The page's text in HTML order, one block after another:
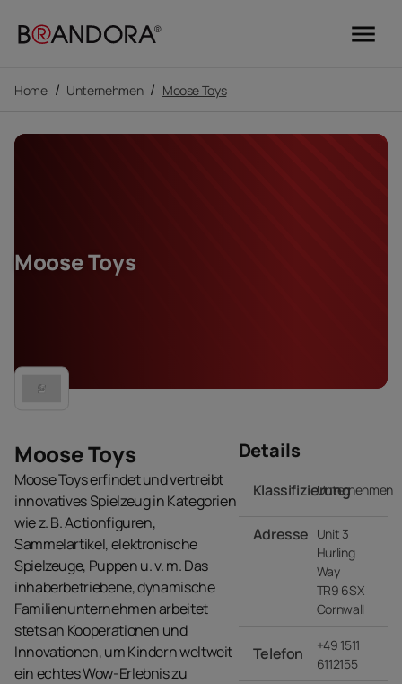
menu
Home / Unternehmen / Moose Toys
Moose Toys
Moose Toys
Moose Toys erfindet und vertreibt
innovatives Spielzeug in Kategorien
wie z. B. Actionfiguren,
Sammelartikel, elektronische
Spielzeuge, Puppen u. v. m. Das
inhaberbetriebene, dynamische
Familienunternehmen arbeitet
stets an Kooperationen und
Innovationen, um Kindern weltweit
ein echtes Wow-Erlebnis zu
Details
KlassifizierungUnternehmen
Adresse Unit 3
Hurling
Way
TR9 6SX
Cornwall
Telefon
+49 1511
6112155